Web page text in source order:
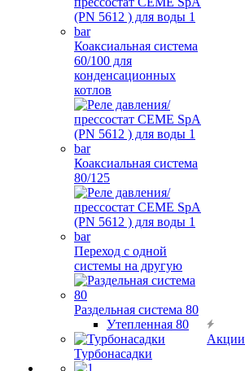
Коаксиальная система
60/100 для
конденсационных
котлов
Коаксиальная система
80/125
Переход с одной
системы на другую
Раздельная система 80
Утепленная 80
Турбонасадки
Акции